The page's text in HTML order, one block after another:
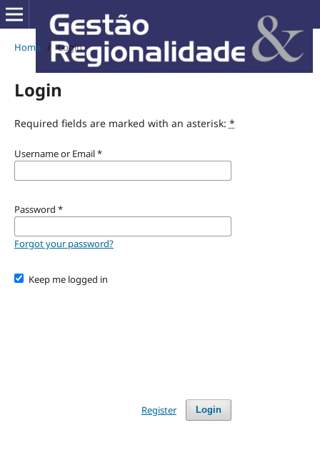
Home / Login
Login
Required fields are marked with an asterisk: *
Username or Email*
Password *
Forgot your password?
Keep me logged in
Login
Register